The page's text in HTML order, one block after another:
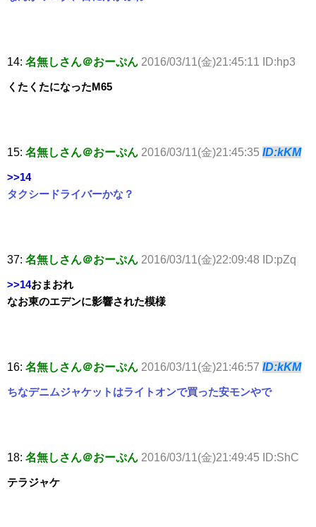
14: 名無しさん＠おーぷん 2016/03/11(金)21:45:11 ID:hp3
くたくたになったM65
15: 名無しさん＠おーぷん 2016/03/11(金)21:45:35 ID:kKM
>>14
タクシードライバーかな？
37: 名無しさん＠おーぷん 2016/03/11(金)22:09:48 ID:pZq
>>14おまおれ
なお東のエデンに影響された模様
16: 名無しさん＠おーぷん 2016/03/11(金)21:46:57 ID:kKM
ちなデニムジャケットはライトオンで買った安モンやで
18: 名無しさん＠おーぷん 2016/03/11(金)21:49:45 ID:ShC
テラジャケ